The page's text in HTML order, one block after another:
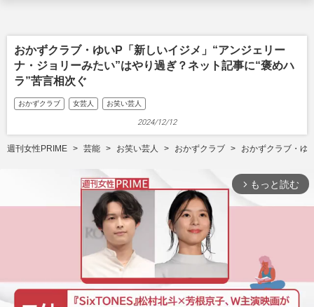
おかずクラブ・ゆいP「新しいイジメ」“アンジェリー
ナ・ジョリーみたい”はやり過ぎ？ネット記事に“褒めハ
ラ”苦言相次ぐ
おかずクラブ 女芸人 お笑い芸人
2024/12/12
週刊女性PRIME 芸能 お笑い芸人 おかずクラブ おかずクラブ・ゆ
arrow_forward_ios もっと読む